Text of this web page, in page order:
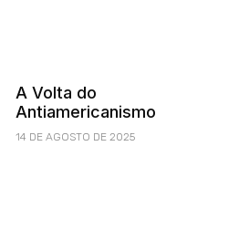
A Volta do
Antiamericanismo
14 DE AGOSTO DE 2025